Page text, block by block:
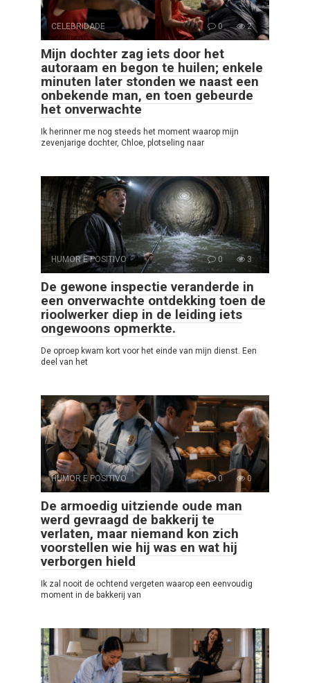
CELEBRIDADE 0 2
Mijn dochter zag iets door het
autoraam en begon te huilen; enkele
minuten later stonden we naast een
onbekende man, en toen gebeurde
het onverwachte
Ik herinner me nog steeds het moment waarop mijn
zevenjarige dochter, Chloe, plotseling naar
HUMOR E POSITIVO 0 3
De gewone inspectie veranderde in
een onverwachte ontdekking toen de
rioolwerker diep in de leiding iets
ongewoons opmerkte.
De oproep kwam kort voor het einde van mijn dienst. Een
deel van het
HUMOR E POSITIVO 0 0
De armoedig uitziende oude man
werd gevraagd de bakkerij te
verlaten, maar niemand kon zich
voorstellen wie hij was en wat hij
verborgen hield
Ik zal nooit de ochtend vergeten waarop een eenvoudig
moment in de bakkerij van